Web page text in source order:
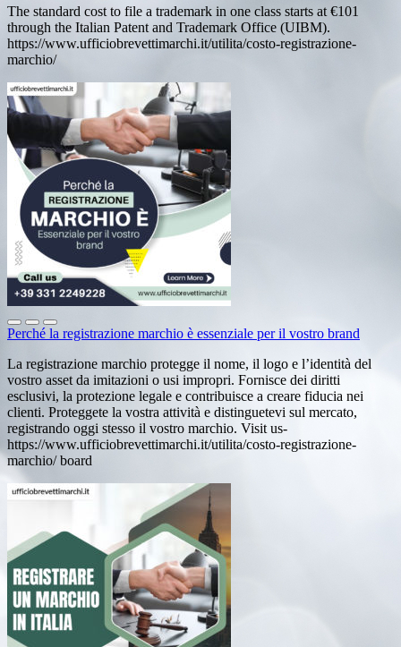
The standard cost to file a trademark in one class starts at €101
through the Italian Patent and Trademark Office (UIBM).
https://www.ufficiobrevettimarchi.it/utilita/costo-registrazione-
marchio/
Perché la registrazione marchio è essenziale per il vostro brand
La registrazione marchio protegge il nome, il logo e l’identità del
vostro asset da imitazioni o usi impropri. Fornisce dei diritti
esclusivi, la protezione legale e contribuisce a creare fiducia nei
clienti. Proteggete la vostra attività e distinguetevi sul mercato,
registrando oggi stesso il vostro marchio. Visit us-
https://www.ufficiobrevettimarchi.it/utilita/costo-registrazione-
marchio/ board